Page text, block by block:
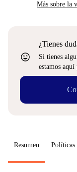
Más sobre la
sentiment_very_satisfied
¿Tienes
Si tienes
estamos aquí
Resumen Políticas